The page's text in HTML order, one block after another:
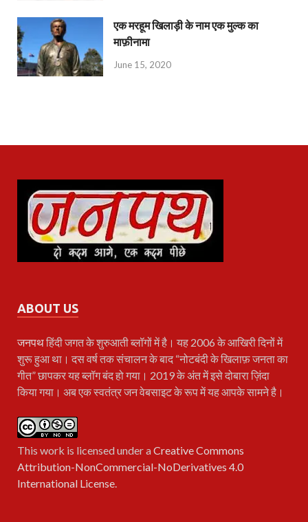
एक मरहूम खिलाड़ी के नाम एक मुल्क का
माफ़ीनामा
June 15, 2020
ABOUT US
जनपथहिंदी जगत के शुरुआती ब्लॉगों में है। यह 2006 के आखिरी दिनों में
शुरू हुआ था। दस वर्ष तक संचालन के बाद “नोटबंदी के खिलाफ़ जनता का
गीत” छापकर यह ब्लॉग बंद हो गया। 2019 के अंत में इसे दोबारा ज़िंदा
किया गया। अब एक स्वतंत्र जन वेबसाइट के रूप में यह आपके सामने है।
This work is licensed under aCreative Commons
Attribution-NonCommercial-NoDerivatives 4.0
International License